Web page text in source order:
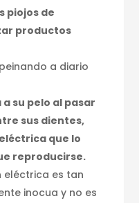
piojos de
productos
a diario
su pelo al pasar
sus dientes,
que lo
reproducirse.
eléctrica es tan
inocua y no es